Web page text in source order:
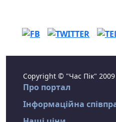
Copyright © "Час Пік"
Про портал
Інформаційна